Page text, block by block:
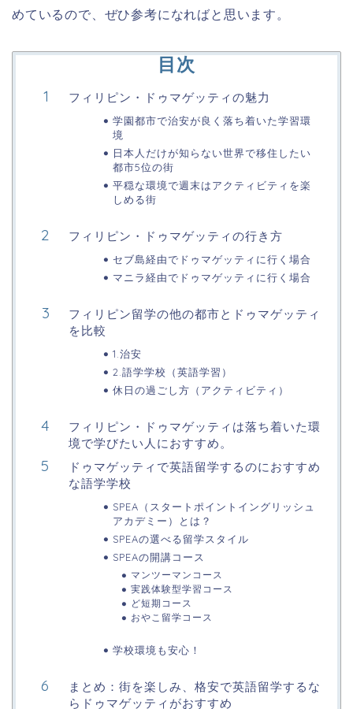
めているので、ぜひ参考になればと思います。
目次
フィリピン・ドゥマゲッティの魅力
学園都市で治安が良く落ち着いた学習環
境
日本人だけが知らない世界で移住したい
都市5位の街
平穏な環境で週末はアクティビティを楽
しめる街
フィリピン・ドゥマゲッティの行き方
セブ島経由でドゥマゲッティに行く場合
マニラ経由でドゥマゲッティに行く場合
フィリピン留学の他の都市とドゥマゲッティ
を比較
1.治安
2.語学学校（英語学習）
休日の過ごし方（アクティビティ）
フィリピン・ドゥマゲッティは落ち着いた環
境で学びたい人におすすめ。
ドゥマゲッティで英語留学するのにおすすめ
な語学学校
SPEA（スタートポイントイングリッシュ
アカデミー）とは？
SPEAの選べる留学スタイル
SPEAの開講コース
マンツーマンコース
実践体験型学習コース
ど短期コース
おやこ留学コース
学校環境も安心！
まとめ：街を楽しみ、格安で英語留学するな
らドゥマゲッティがおすすめ